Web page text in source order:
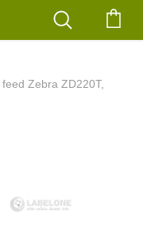
Zebra ZD220T,